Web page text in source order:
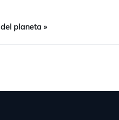
planeta »